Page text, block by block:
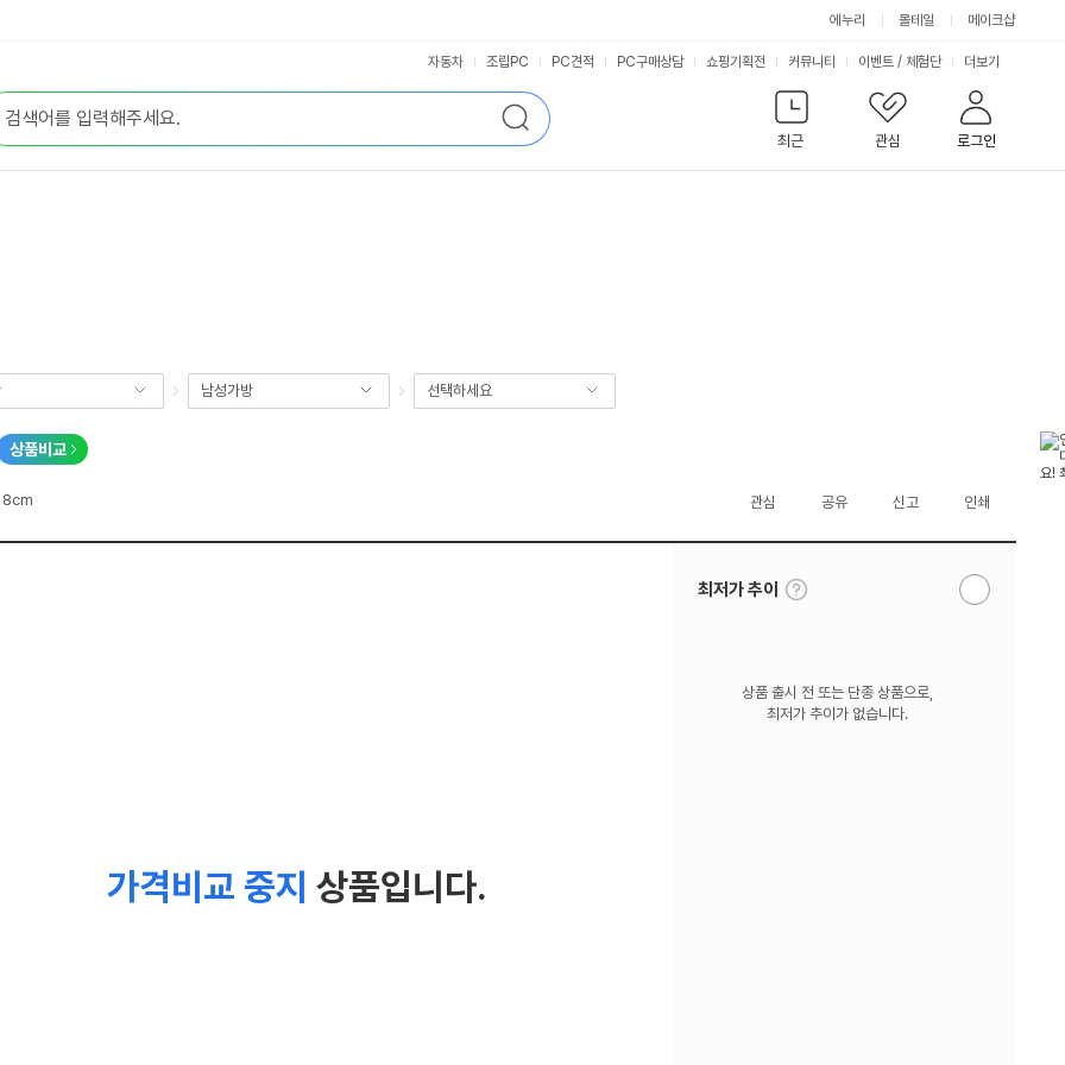
에누리 몰테일 메이크샵
검
색
최근
관심 로그인
자동차 조립PC PC견적 PC구매상담 쇼핑기획전 커뮤니티 이벤트 / 체험단 서
비
스
더보기
남성가방 선택하세요
상품비교
관심 공유 신고 인쇄
가격비교 중지 상품입니다.
최저가 추이
툴
팁
알
상품 출시 전 또는 단종 상품으로,
최저가 추이가 없습니다.